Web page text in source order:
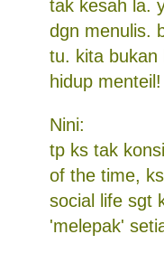
tak kesah la.
dgn menulis.
tu. kita bukan
hidup menteil!
Nini:
tp ks tak
of the time,
social life sgt
'melepak'